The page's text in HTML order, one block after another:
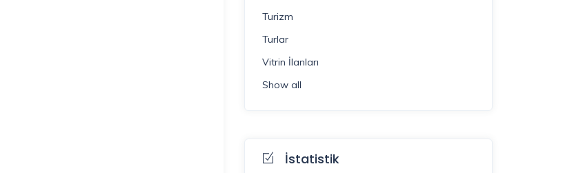
Turizm
Turlar
Vitrin İlanları
Show all
İstatistik